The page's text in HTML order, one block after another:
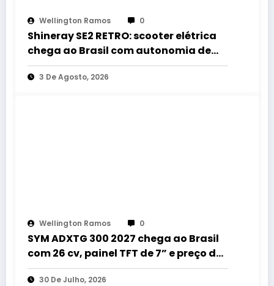
Wellington Ramos 0
Shineray SE2 RETRO: scooter elétrica
chega ao Brasil com autonomia de
até 60 km e estilo retrô
3 De Agosto, 2026
Wellington Ramos 0
SYM ADXTG 300 2027 chega ao Brasil
com 26 cv, painel TFT de 7” e preço de
R$ 32.990
30 De Julho, 2026